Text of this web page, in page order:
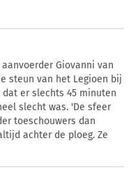
Giovanni van
steun van het Legioen bij
er slechts 45 minuten
slecht was. 'De sfeer
toeschouwers dan
achter de ploeg. Ze